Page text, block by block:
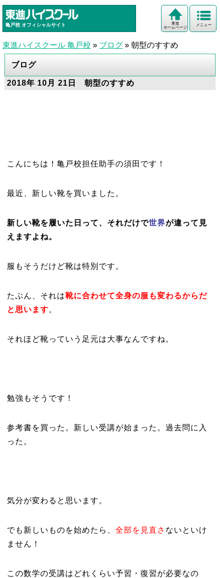
亀戸校 オフィシャルサイト メニュー
東進
ホームページ
東進ハイスクール 亀戸校 » ブログ » 朝型のすすめ
ブログ
2018年 10月 21日 朝型のすすめ
こんにちは！亀戸校担任助手の須田です！
最近、新しい靴を買いました。
新しい靴を履いた日って、それだけで世界が違って見
えますよね。
服もそうだけど靴は特別です。
たぶん、それは靴に合わせて全身の服も変わるからだ
と思います。
それほど靴っていう足元は大事なんですね。
勉強もそうです！
参考書を買った。新しい受講が始まった。過去問に入
った。
気分が変わると思います。
でも新しいものを始めたら、 全部を見直さ ないといけ
ません！
この数学の受講はどれくらい予習・復習が必要なの